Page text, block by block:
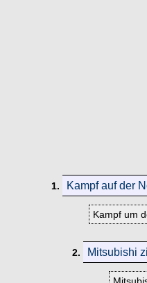
1. Kampf auf der
Kampf um
2. Mitsubishi